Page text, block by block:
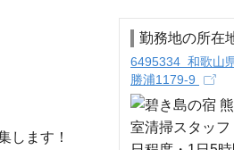
します！
勤務地の所在
6495334 和歌山
勝浦1179-9